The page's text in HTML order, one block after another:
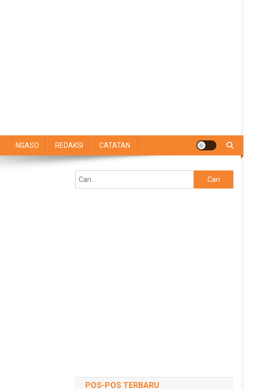
NGASO REDAKSI CATATAN
untuk:
POS-POS TERBARU